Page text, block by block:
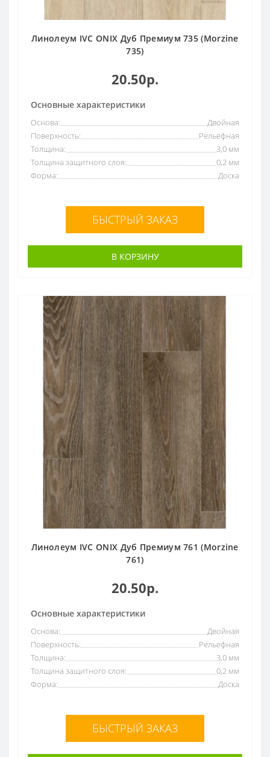
Линолеум IVC ONIX Дуб Премиум 735 (Morzine
735)
20.50р.
Основные характеристики
Основа:
Двойная
Поверхность:
Рельефная
Толщина:
3,0 мм
Толщина защитного слоя:
0,2 мм
Форма:
Доска
БЫСТРЫЙ ЗАКАЗ
В КОРЗИНУ
Линолеум IVC ONIX Дуб Премиум 761 (Morzine
761)
20.50р.
Основные характеристики
Основа:
Двойная
Поверхность:
Рельефная
Толщина:
3,0 мм
Толщина защитного слоя:
0,2 мм
Форма:
Доска
БЫСТРЫЙ ЗАКАЗ